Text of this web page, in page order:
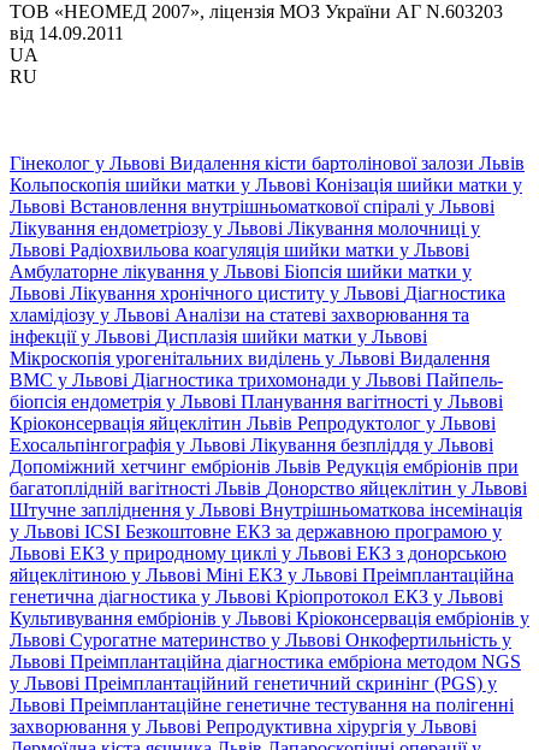
ТОВ «НЕОМЕД 2007», ліцензія МОЗ України АГ N.603203
від 14.09.2011
UA
RU
Гінеколог у Львові Видалення кісти бартолінової залози Львів
Кольпоскопія шийки матки у Львові Конізація шийки матки у
Львові Встановлення внутрішньоматкової спіралі у Львові
Лікування ендометріозу у Львові Лікування молочниці у
Львові Радіохвильова коагуляція шийки матки у Львові
Амбулаторне лікування у Львові Біопсія шийки матки у
Львові Лікування хронічного циститу у Львові Діагностика
хламідіозу у Львові Аналізи на статеві захворювання та
інфекції у Львові Дисплазія шийки матки у Львові
Мікроскопія урогенітальних виділень у Львові Видалення
ВМС у Львові Діагностика трихомонади у Львові Пайпель-
біопсія ендометрія у Львові Планування вагітності у Львові
Кріоконсервація яйцеклітин Львів Репродуктолог у Львові
Ехосальпінгографія у Львові Лікування безпліддя у Львові
Допоміжний хетчинг ембріонів Львів Редукція ембріонів при
багатоплідній вагітності Львів Донорство яйцеклітин у Львові
Штучне запліднення у Львові Внутрішньоматкова інсемінація
у Львові ICSI Безкоштовне ЕКЗ за державною програмою у
Львові ЕКЗ у природному циклі у Львові ЕКЗ з донорською
яйцеклітиною у Львові Міні ЕКЗ у Львові Преімплантаційна
генетична діагностика у Львові Кріопротокол ЕКЗ у Львові
Культивування ембріонів у Львові Кріоконсервація ембріонів у
Львові Сурогатне материнство у Львові Онкофертильність у
Львові Преімплантаційна діагностика ембріона методом NGS
у Львові Преімплантаційний генетичний скринінг (PGS) у
Львові Преімплантаційне генетичне тестування на полігенні
захворювання у Львові Репродуктивна хірургія у Львові